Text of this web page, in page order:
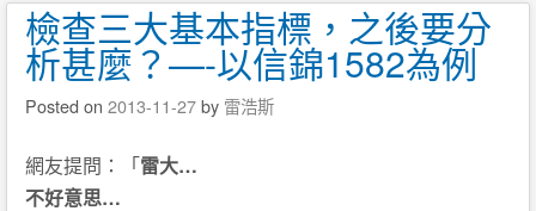
檢查三大基本指標，之後要分
析甚麼？—-以信錦1582為例
Posted on 2013-11-27by 雷浩斯
網友提問：「雷大…
不好意思…